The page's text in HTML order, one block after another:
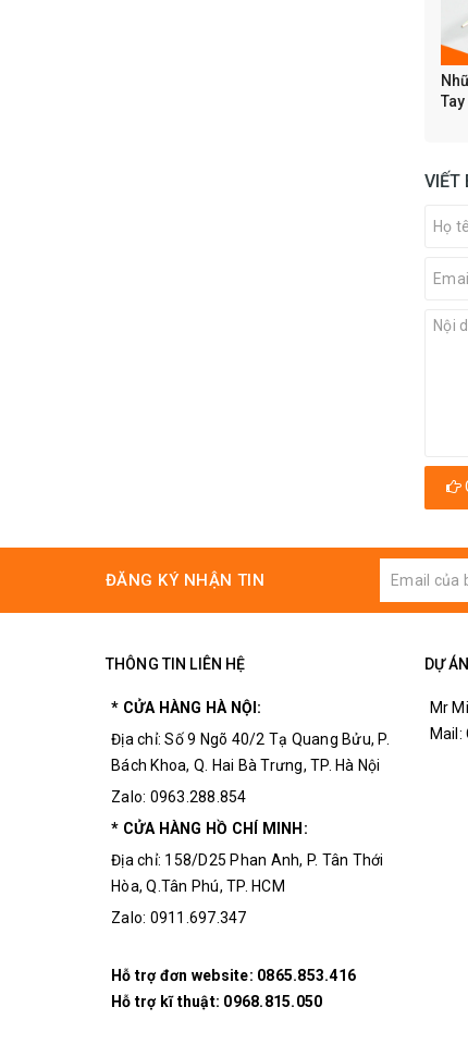
VIẾT
ĐĂNG KÝ NHẬN TIN
THÔNG TIN LIÊN HỆ
* CỬA HÀNG HÀ NỘI:
Địa chỉ: Số 9 Ngõ 40/2 Tạ Quang Bửu, P.
Bách Khoa, Q. Hai Bà Trưng, TP. Hà Nội
Zalo: 0963.288.854
* CỬA HÀNG HỒ CHÍ MINH:
Địa chỉ: 158/D25 Phan Anh, P. Tân Thới
Hòa, Q.Tân Phú, TP. HCM
Zalo: 0911.697.347
Hỗ trợ đơn website: 0865.853.416
Hỗ trợ kĩ thuật: 0968.815.050
DỰ
Mr
Mail: